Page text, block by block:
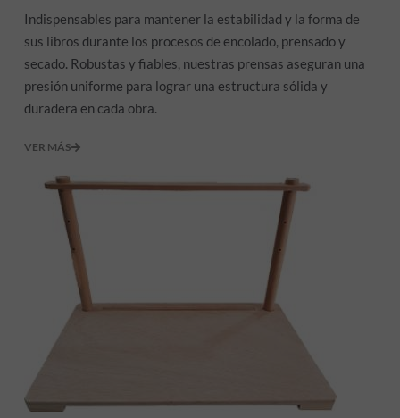
Indispensables para mantener la estabilidad y la forma de
sus libros durante los procesos de encolado, prensado y
secado. Robustas y fiables, nuestras prensas aseguran una
presión uniforme para lograr una estructura sólida y
duradera en cada obra.
VER MÁS